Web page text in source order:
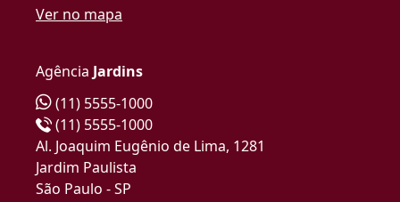
Ver no mapa
Agência Jardins
(11) 5555-1000
(11) 5555-1000
Al. Joaquim Eugênio de Lima, 1281
Jardim Paulista
São Paulo - SP